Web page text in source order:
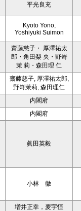
平光良充
Kyoto Yono,
Yoshiyuki Suimon
齋藤慈子・ 厚澤祐太
郎・角田梨 央・野嵜
茉 莉・森田理 仁
齋藤慈子, 厚澤祐太郎,
野嵜茉莉, 森田理仁
内閣府
内閣府
眞田英毅
小林 徹
増井正幸，麦宇恒